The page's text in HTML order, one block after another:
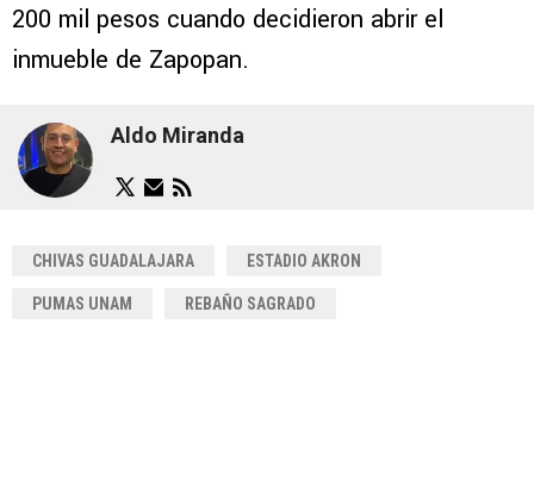
200 mil pesos cuando decidieron abrir el
inmueble de Zapopan.
Aldo Miranda
CHIVAS GUADALAJARA ESTADIO AKRON
PUMAS UNAM REBAÑO SAGRADO